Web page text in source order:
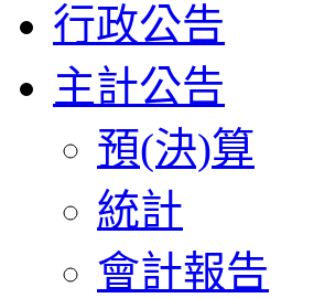
行政公告
主計公告
預(決)算
統計
會計報告